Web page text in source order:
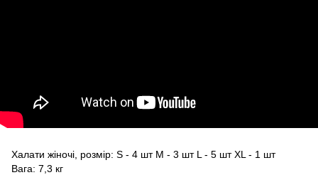
Халати жіночі, розмір: S - 4 шт M - 3 шт L - 5 шт XL - 1 шт
Вага: 7,3 кг